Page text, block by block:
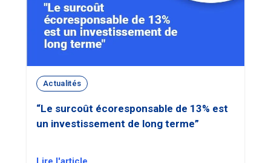
Actualités
“Le surcoût écoresponsable de 13% est
un investissement de long terme”